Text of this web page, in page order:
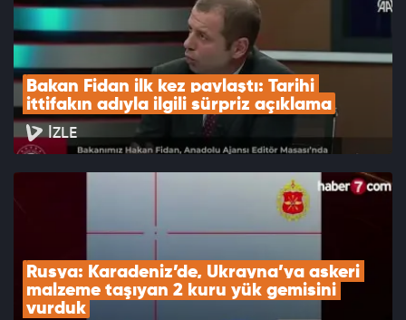
Bakan Fidan ilk kez paylaştı: Tarihi
ittifakın adıyla ilgili sürpriz açıklama
İZLE
Rusya: Karadeniz’de, Ukrayna’ya askeri
malzeme taşıyan 2 kuru yük gemisini
vurduk